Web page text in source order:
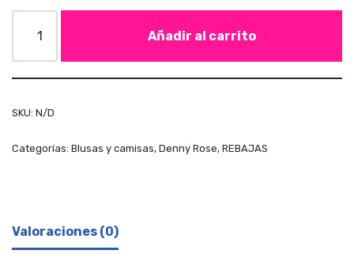
Añadir al carrito
SKU: N/D
Categorías: Blusas y camisas, Denny Rose, REBAJAS
Valoraciones (0)